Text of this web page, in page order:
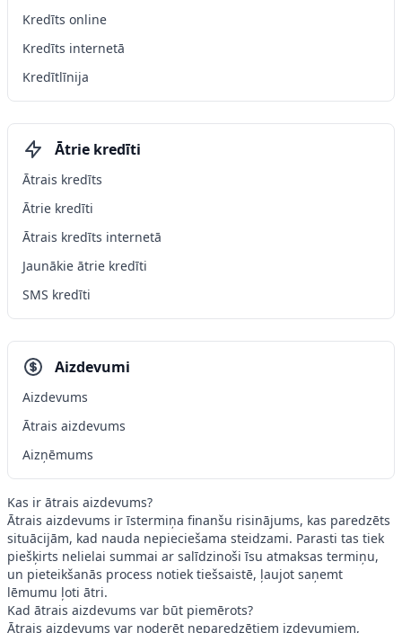
Kredīts online
Kredīts internetā
Kredītlīnija
Ātrie kredīti
Ātrais kredīts
Ātrie kredīti
Ātrais kredīts internetā
Jaunākie ātrie kredīti
SMS kredīti
Aizdevumi
Aizdevums
Ātrais aizdevums
Aizņēmums
Kas ir ātrais aizdevums?
Ātrais aizdevums ir īstermiņa finanšu risinājums, kas paredzēts
situācijām, kad nauda nepieciešama steidzami. Parasti tas tiek
piešķirts nelielai summai ar salīdzinoši īsu atmaksas termiņu,
un pieteikšanās process notiek tiešsaistē, ļaujot saņemt
lēmumu ļoti ātri.
Kad ātrais aizdevums var būt piemērots?
Ātrais aizdevums var noderēt neparedzētiem izdevumiem,